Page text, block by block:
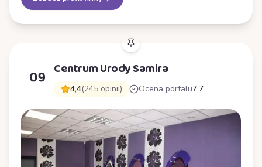
09 Centrum Urody Samira
4,4(245 opinii) Ocena portalu7,7